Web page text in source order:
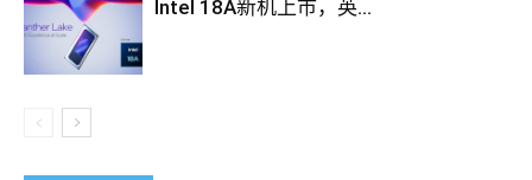
Intel 18A新机上市，英...